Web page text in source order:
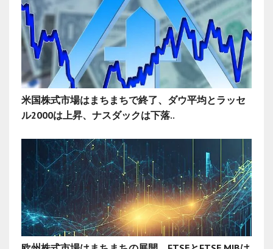
米国株式市場はまちまちで終了、ダウ平均とラッセ
ル2000は上昇、ナスダックは下落..